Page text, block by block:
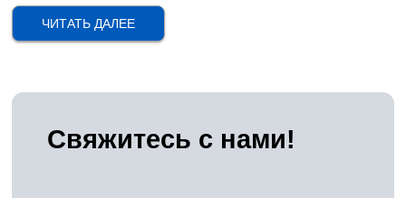
ЧИТАТЬ ДАЛЕЕ
Свяжитесь с нами!